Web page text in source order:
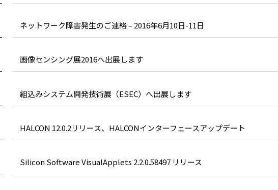
ネットワーク障害発生のご連絡 – 2016年6月10日-11日
画像センシング展2016へ出展します
組込みシステム開発技術展（ESEC）へ出展します
HALCON 12.0.2リリース、HALCONインターフェースアップデート
Silicon Software VisualApplets 2.2.0.58497 リリース